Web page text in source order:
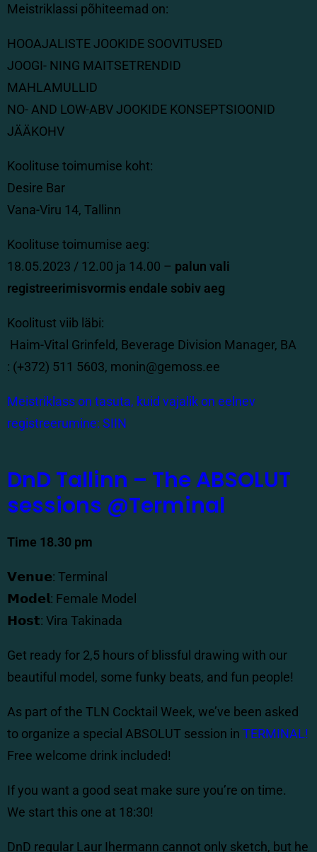
Meistriklassi põhiteemad on:
HOOAJALISTE JOOKIDE SOOVITUSED
JOOGI- NING MAITSETRENDID
MAHLAMULLID
NO- AND LOW-ABV JOOKIDE KONSEPTSIOONID
JÄÄKOHV
Koolituse toimumise koht:
Desire Bar
Vana-Viru 14, Tallinn
Koolituse toimumise aeg:
18.05.2023 / 12.00 ja 14.00 – palun vali
registreerimisvormis endale sobiv aeg
Koolitust viib läbi:
Haim-Vital Grinfeld, Beverage Division Manager, BA
: (+372) 511 5603, monin@gemoss.ee
Meistriklass on tasuta, kuid vajalik on eelnev
registreerumine: SIIN
DnD Tallinn – The ABSOLUT
sessions @Terminal
Time 18.30 pm
𝗩𝗲𝗻𝘂𝗲: Terminal
𝗠𝗼𝗱𝗲𝗹: Female Model
𝗛𝗼𝘀𝘁: Vira Takinada
Get ready for 2,5 hours of blissful drawing with our
beautiful model, some funky beats, and fun people!
As part of the TLN Cocktail Week, we’ve been asked
to organize a special ABSOLUT session in TERMINAL!
Free welcome drink included!
If you want a good seat make sure you’re on time.
We start this one at 18:30!
DnD regular Laur Ihermann cannot only sketch, but he